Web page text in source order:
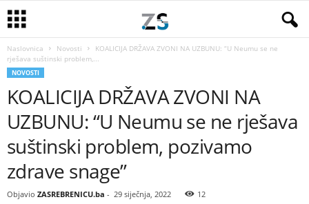
Naslovnica Novosti
KOALICIJA DRŽAVA ZVONI NA UZBUNU: “U Neumu se ne
rješava suštinski problem,...
NOVOSTI
KOALICIJA DRŽAVA ZVONI NA
UZBUNU: “U Neumu se ne rješava
suštinski problem, pozivamo
zdrave snage”
Objavio ZASREBRENICU.ba - 29 siječnja, 2022 12